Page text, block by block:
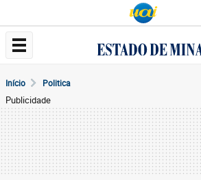
Início Politica
Publicidade